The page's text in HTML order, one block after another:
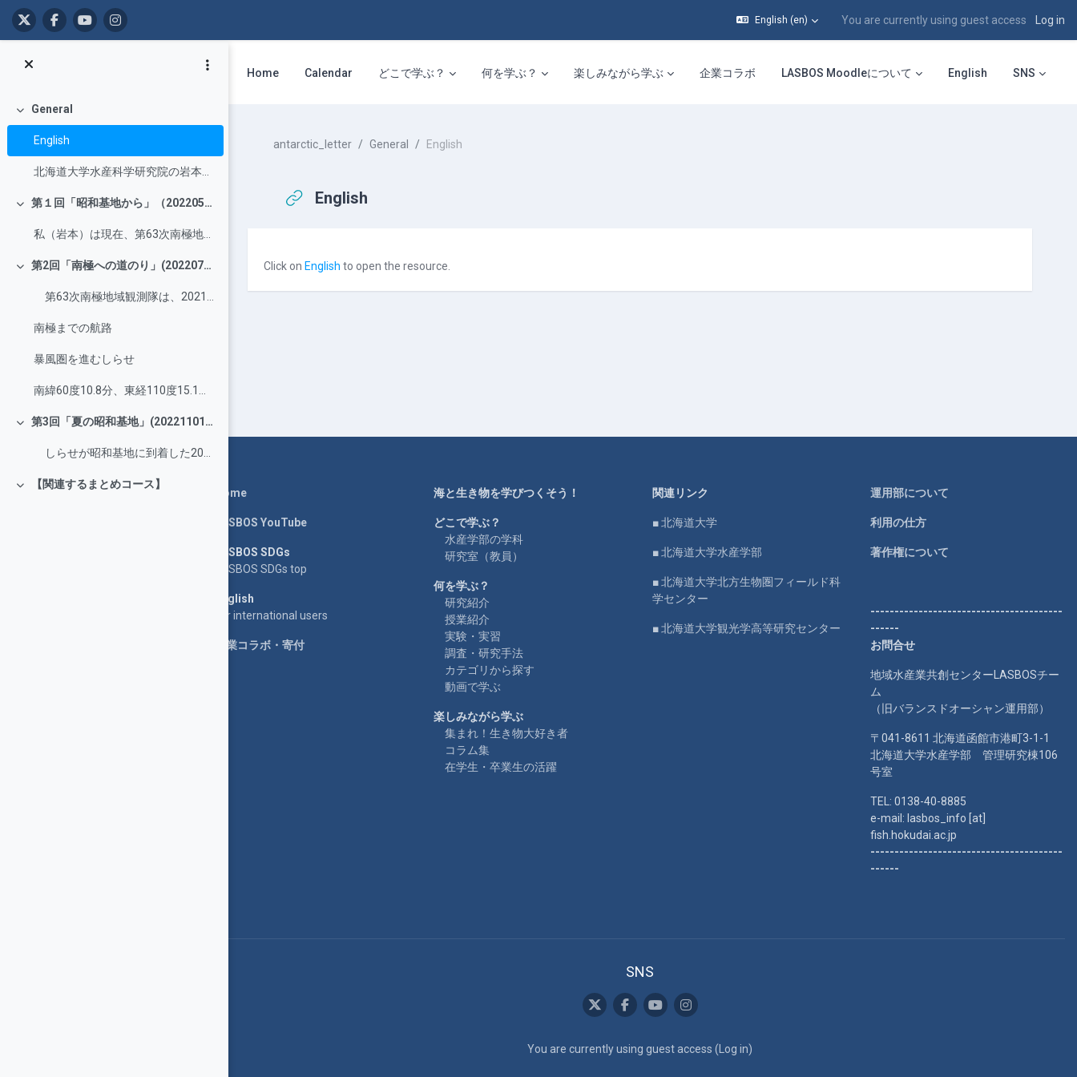
English ‎(en)‎ You are currently using guest access Log in
Home Calendar どこで学ぶ？ 何を学ぶ？ 楽しみながら学ぶ 企業コラボ LASBOS Moodleについて English SNS
Collapse
General
English
北海道大学水産科学研究院の岩本勉之客員准教授からの寄稿を連載します。
Collapse
第１回「昭和基地から」（20220519掲載）
私（岩本）は現在、第63次南極地域観測隊の越冬隊員として、南極の昭和基地で越冬生活を送っています。日...
Collapse
第2回「南極への道のり」(20220727掲載)
第63次南極地域観測隊は、2021年10月28日から2週間の新型コロナウイルス感染症対策の隔離を経...
南極までの航路
暴風圏を進むしらせ
南緯60度10.8分、東経110度15.1分で初視認した氷山
Collapse
第3回「夏の昭和基地」(20221101掲載)
しらせが昭和基地に到着した2021年の12月中旬頃は、南半球の南極では夏の時期でした。一般に南極と...
Collapse
【関連するまとめコース】
antarctic_letter General English
English
Click on English to open the resource.
Home
LASBOS YouTube
LASBOS SDGs
LASBOS SDGs top
English
For international users
企業コラボ・寄付
海と生き物を学びつくそう！
どこで学ぶ？
水産学部の学科
研究室（教員）
何を学ぶ？
研究紹介
授業紹介
実験・実習
調査・研究手法
カテゴリから探す
動画で学ぶ
楽しみながら学ぶ
集まれ！生き物大好き者
コラム集
在学生・卒業生の活躍
関連リンク
■ 北海道大学
■ 北海道大学水産学部
■ 北海道大学北方生物圏フィールド科
学センター
■ 北海道大学観光学高等研究センター
運用部について
利用の仕方
著作権について
----------------------------------------
------
お問合せ
地域水産業共創センターLASBOSチー
ム
（旧バランスドオーシャン運用部）
〒041-8611 北海道函館市港町3-1-1
北海道大学水産学部 管理研究棟106
号室
TEL: 0138-40-8885
e-mail: lasbos_info [at]
fish.hokudai.ac.jp
----------------------------------------
------
SNS
You are currently using guest access ( Log in)